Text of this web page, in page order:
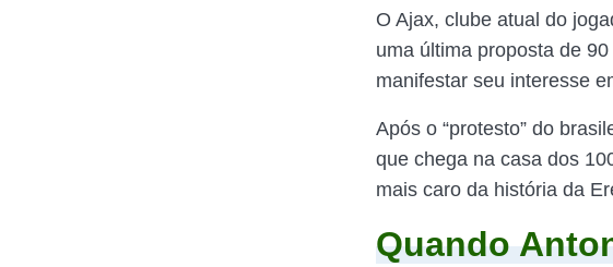
O Ajax, clube atual do
uma última proposta de
manifestar seu interesse
Após o “protesto” do
que chega na casa dos
mais caro da história da
Quando